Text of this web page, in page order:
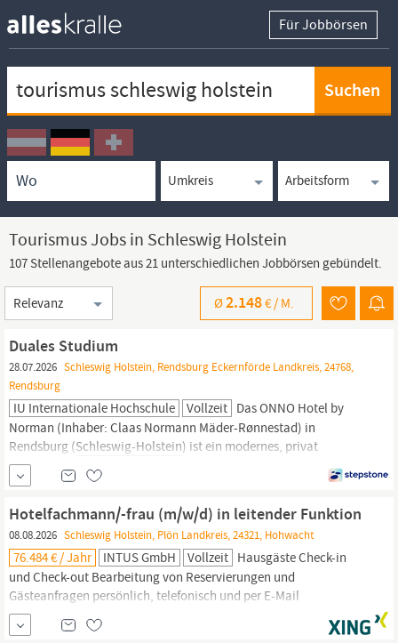
Für Jobbörsen
Ortssuche
Umkreissuche
Arbeitsform
Tourismus Jobs in Schleswig Holstein
107 Stellenangebote aus 21 unterschiedlichen Jobbörsen gebündelt.
Sortierung
Ø2.148€ / M.
Duales Studium
28.07.2026 Schleswig Holstein, Rendsburg Eckernförde Landkreis, 24768,
Rendsburg
IU Internationale Hochschule Vollzeit Das ONNO Hotel by
Norman (Inhaber: Claas Normann Mäder-Rønnestad) in
Rendsburg (Schleswig-Holstein) ist ein modernes, privat
geführtes Boutique-Hotel mit 145 Zimmern und Apartments. Es
zeichnet sich durch seine vom Schiffbau inspirierte Architektur
aus, verbindet nordisches Design mit individueller Kunst und
Hotelfachmann/-frau (m/w/d) in leitender Funktion
08.08.2026 Schleswig Holstein, Plön Landkreis, 24321, Hohwacht
76.484 € / Jahr INTUS GmbH Vollzeit Hausgäste Check-in
und Check-out Bearbeitung von Reservierungen und
Gästeanfragen persönlich, telefonisch und per E-Mail
Anforderungsprofil: Wir suchen eine motivierte und
kommunikative, empathische Persönlichkeit mit Erfahrung im